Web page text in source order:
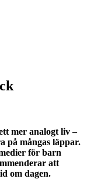
mer analogt liv –
på mångas läppar.
för barn
att
om dagen.